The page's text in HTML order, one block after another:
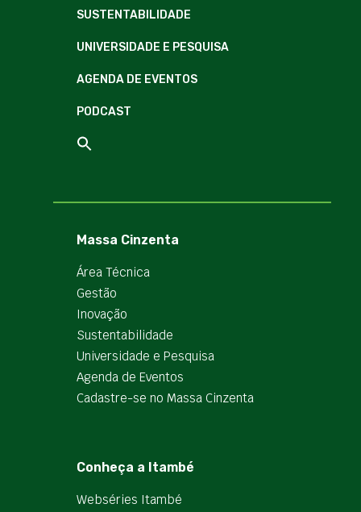
SUSTENTABILIDADE
UNIVERSIDADE E PESQUISA
AGENDA DE EVENTOS
PODCAST
Massa Cinzenta
Área Técnica
Gestão
Inovação
Sustentabilidade
Universidade e Pesquisa
Agenda de Eventos
Cadastre-se no Massa Cinzenta
Conheça a Itambé
Webséries Itambé